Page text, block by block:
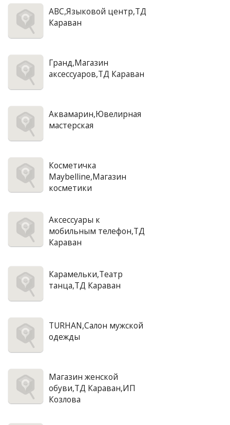
АВС,Языковой центр,ТД
Караван
Гранд,Магазин
аксессуаров,ТД Караван
Аквамарин,Ювелирная
мастерская
Косметичка
Maybelline,Магазин
косметики
Аксессуары к
мобильным телефон,ТД
Караван
Карамельки,Театр
танца,ТД Караван
TURHAN,Салон мужской
одежды
Магазин женской
обуви,ТД Караван,ИП
Козлова